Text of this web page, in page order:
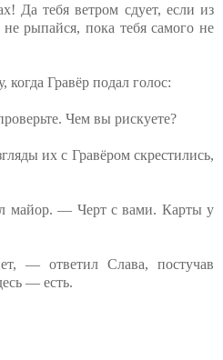
Да тебя ветром сдует, если из
рыпайся, пока тебя самого не
Гравёр подал голос:
Чем вы рискуете?
их с Гравёром скрестились,
майор. — Черт с вами. Карты у
— ответил Слава, постучав
— есть.